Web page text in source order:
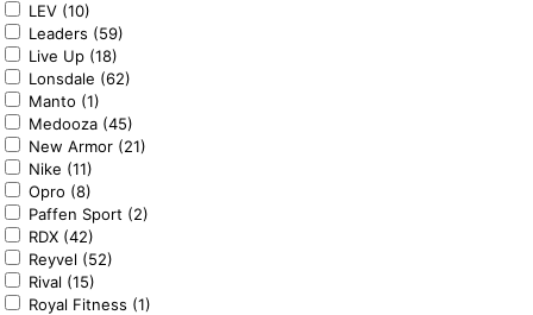
LEV (10)
Leaders (59)
Live Up (18)
Lonsdale (62)
Manto (1)
Medooza (45)
New Armor (21)
Nike (11)
Opro (8)
Paffen Sport (2)
RDX (42)
Reyvel (52)
Rival (15)
Royal Fitness (1)